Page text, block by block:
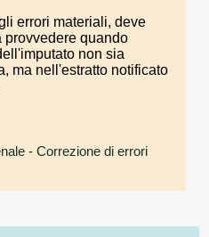
errori materiali, deve
quando
non sia
ma nell'estratto notificato
- Correzione di errori